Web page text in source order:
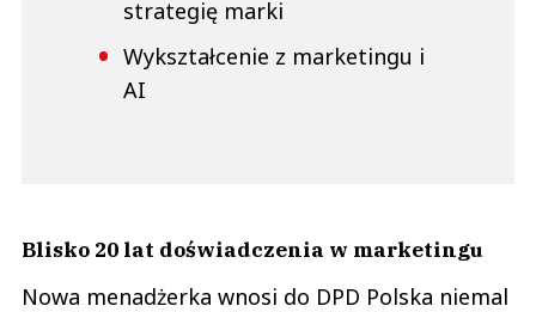
strategię marki
Wykształcenie z marketingu i
AI
Blisko 20 lat doświadczenia w marketingu
Nowa menadżerka wnosi do DPD Polska niemal